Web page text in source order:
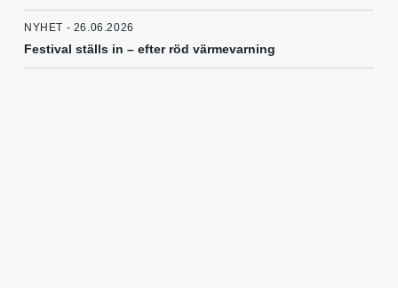
NYHET - 26.06.2026
Festival ställs in – efter röd värmevarning